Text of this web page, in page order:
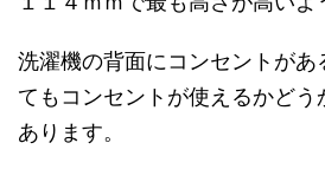
洗濯機の背面にコンセントがあ
てもコンセントが使えるかど
あります。